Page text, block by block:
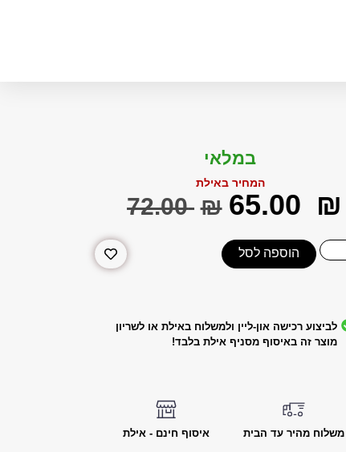
במלאי
המחיר באילת
‎72.00 ₪ ‎65.00 ₪
הוספה לסל
לביצוע רכישה און-ליין ולמשלוח באילת או לשריון
מוצר זה באיסוף מסניף אילת בלבד!
משלוח מהיר עד הבית איסוף חינם - אילת